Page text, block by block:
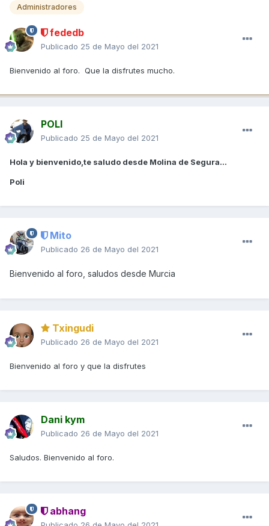
Administradores
fededb
Publicado 25 de Mayo del 2021
Bienvenido al foro. Que la disfrutes mucho.
POLI
Publicado 25 de Mayo del 2021
Hola y bienvenido,te saludo desde Molina de Segura...
Poli
Mito
Publicado 26 de Mayo del 2021
Bienvenido al foro, saludos desde Murcia
Txingudi
Publicado 26 de Mayo del 2021
Bienvenido al foro y que la disfrutes
Dani kym
Publicado 26 de Mayo del 2021
Saludos. Bienvenido al foro.
abhang